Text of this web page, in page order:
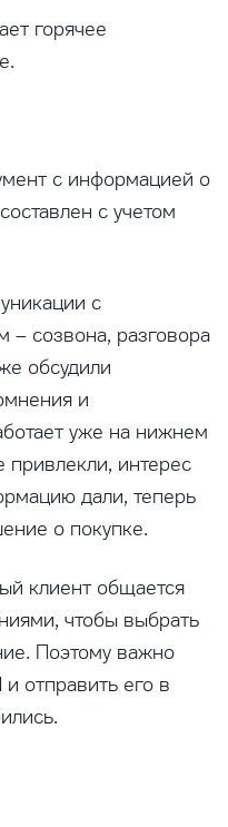
горячее
с информацией о
с учетом
с
– созвона, разговора
обсудили
и
уже на нижнем
интерес
дали, теперь
о покупке.
клиент общается
чтобы выбрать
Поэтому важно
отправить его в